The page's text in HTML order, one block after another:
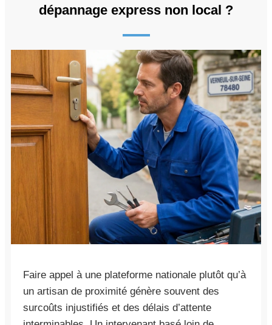
dépannage express non local ?
Faire appel à une plateforme nationale plutôt qu’à
un artisan de proximité génère souvent des
surcoûts injustifiés et des délais d’attente